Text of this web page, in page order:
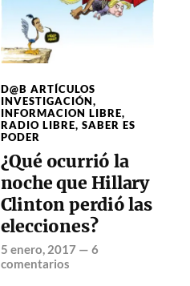
D@B ARTÍCULOS
INVESTIGACIÓN,
INFORMACION LIBRE,
RADIO LIBRE, SABER ES
PODER
¿Qué ocurrió la
noche que Hillary
Clinton perdió las
elecciones?
5 enero, 2017— 6
comentarios